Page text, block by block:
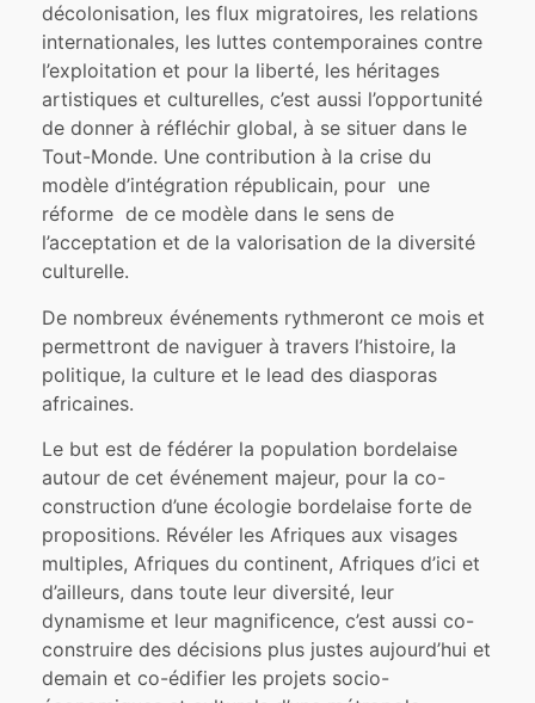
décolonisation, les flux migratoires, les relations
internationales, les luttes contemporaines contre
l’exploitation et pour la liberté, les héritages
artistiques et culturelles, c’est aussi l’opportunité
de donner à réfléchir global, à se situer dans le
Tout-Monde. Une contribution à la crise du
modèle d’intégration républicain, pour une
réforme de ce modèle dans le sens de
l’acceptation et de la valorisation de la diversité
culturelle.
De nombreux événements rythmeront ce mois et
permettront de naviguer à travers l’histoire, la
politique, la culture et le lead des diasporas
africaines.
Le but est de fédérer la population bordelaise
autour de cet événement majeur, pour la co-
construction d’une écologie bordelaise forte de
propositions. Révéler les Afriques aux visages
multiples, Afriques du continent, Afriques d’ici et
d’ailleurs, dans toute leur diversité, leur
dynamisme et leur magnificence, c’est aussi co-
construire des décisions plus justes aujourd’hui et
demain et co-édifier les projets socio-